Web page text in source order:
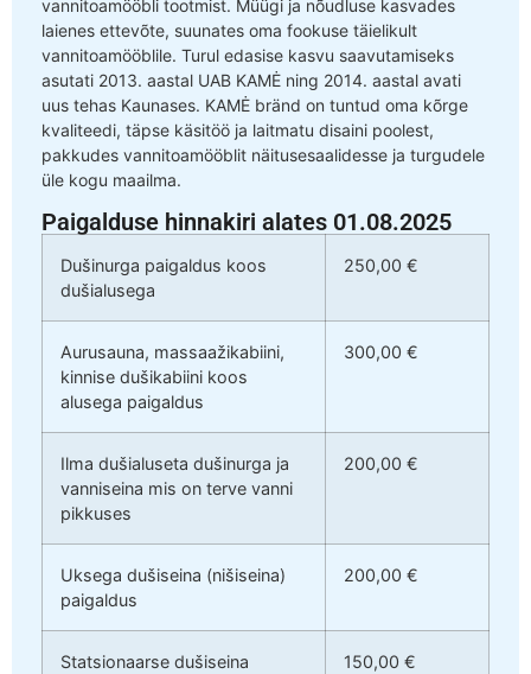
vannitoamööbli tootmist. Müügi ja nõudluse kasvades
laienes ettevõte, suunates oma fookuse täielikult
vannitoamööblile. Turul edasise kasvu saavutamiseks
asutati 2013. aastal UAB KAMĖ ning 2014. aastal avati
uus tehas Kaunases. KAMĖ bränd on tuntud oma kõrge
kvaliteedi, täpse käsitöö ja laitmatu disaini poolest,
pakkudes vannitoamööblit näitusesaalidesse ja turgudele
üle kogu maailma.
Paigalduse hinnakiri alates 01.08.2025
Dušinurga paigaldus koos
dušialusega
250,00 €
Aurusauna, massaažikabiini,
kinnise dušikabiini koos
alusega paigaldus
300,00 €
Ilma dušialuseta dušinurga ja
vanniseina mis on terve vanni
pikkuses
200,00 €
Uksega dušiseina (nišiseina)
paigaldus
200,00 €
Statsionaarse dušiseina
150,00 €